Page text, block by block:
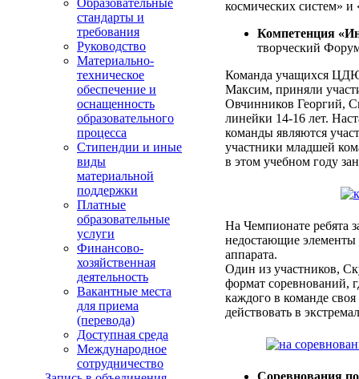
Образовательные
стандарты и
требования
Руководство
Материально-
техническое
обеспечение и
оснащенность
образовательного
процесса
Стипендии и иные
виды
материальной
поддержки
Платные
образовательные
услуги
Финансово-
хозяйственная
деятельность
Вакантные места
для приема
(перевода)
Доступная среда
Международное
сотрудничество
космических систем»
Компетенция
творческий
Команда учащихся
Максим, приняли
Овчинников Георгий,
линейки 14-16 лет.
команды являются
участники младшей
в этом учебном году
На Чемпионате ребята
недостающие элементы
аппарата.
Один из участников,
формат соревнований,
каждого в команде
действовать в
Соревнования